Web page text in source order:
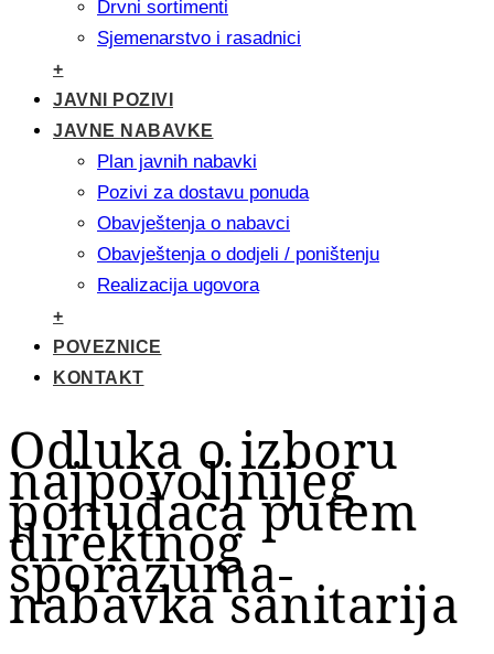
Drvni sortimenti
Sjemenarstvo i rasadnici
+
JAVNI POZIVI
JAVNE NABAVKE
Plan javnih nabavki
Pozivi za dostavu ponuda
Obavještenja o nabavci
Obavještenja o dodjeli / poništenju
Realizacija ugovora
+
POVEZNICE
KONTAKT
Odluka o izboru
najpovoljnijeg
ponuđača putem
direktnog
sporazuma-
nabavka sanitarija